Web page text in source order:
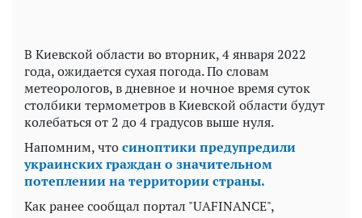
В Киевской области во вторник, 4 января 2022
года, ожидается сухая погода. По словам
метеорологов, в дневное и ночное время суток
столбики термометров в Киевской области будут
колебаться от 2 до 4 градусов выше нуля.
Напомним, чтосиноптики предупредили
украинских граждан о значительном
потеплении на территории страны.
Как ранее сообщал портал "UAFINANCE",